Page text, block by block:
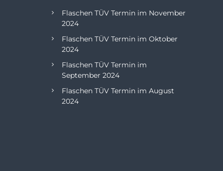
Flaschen TÜV Termin im November
2024
Flaschen TÜV Termin im Oktober
2024
Flaschen TÜV Termin im
September 2024
Flaschen TÜV Termin im August
2024